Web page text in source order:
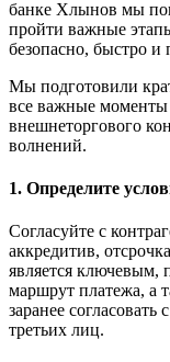
банке Хлынов мы
пройти важные
безопасно, быстро и
Мы подготовили
все важные
внешнеторгового
волнений.
1. Определите
Согласуйте с
аккредитив,
является ключевым,
маршрут платежа, а
заранее
третьих лиц.